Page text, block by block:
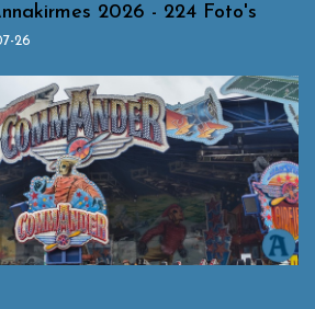
2026 - 224 Foto's
26